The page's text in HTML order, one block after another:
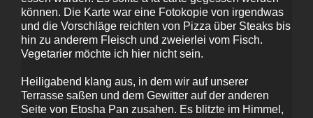
können. Die Karte war eine Fotokopie von irgendwas
und die Vorschläge reichten von Pizza über Steaks bis
hin zu anderem Fleisch und zweierlei vom Fisch.
Vegetarier möchte ich hier nicht sein.
Heiligabend klang aus, in dem wir auf unserer
Terrasse saßen und dem Gewitter auf der anderen
Seite von Etosha Pan zusahen. Es blitzte im Himmel,